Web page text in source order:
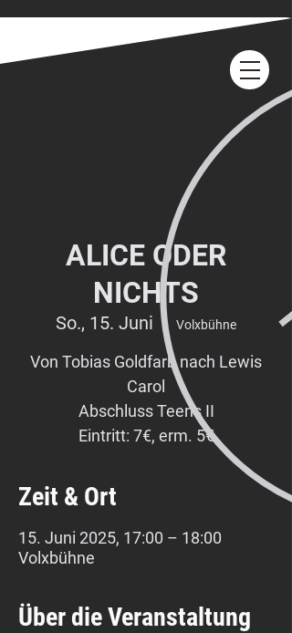
ALICE ODER
NICHTS
So., 15. Juni
  |
Volxbühne
Von Tobias Goldfarb nach Lewis
Carol
Abschluss Teens II
Eintritt: 7€, erm. 5€
Zeit & Ort
15. Juni 2025, 17:00 – 18:00
Volxbühne
Über die Veranstaltung